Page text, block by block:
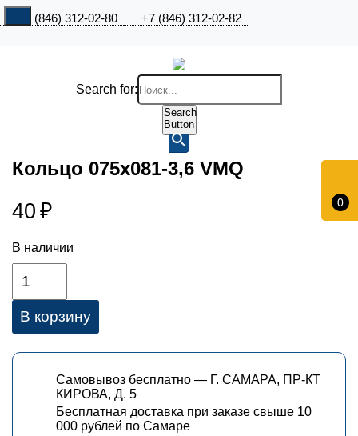
+7 (846) 312-02-80 +7 (846) 312-02-82
0
Search for:
Search
Button
Кольцо 075х081-3,6 VMQ
40 ₽
В наличии
В корзину
Самовывоз бесплатно — Г. САМАРА, ПР-КТ
КИРОВА, Д. 5
Бесплатная доставка при заказе свыше 10
000 рублей по Самаре